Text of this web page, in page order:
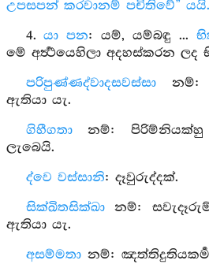
උපසපන් කරවානම් පචිතිවේ” යයි.
4.යා පන: යම්, යම්බඳු ...
මේ අර්‍ත්‍ථයෙහිලා අදහස්කරන ලද
පරිපුණ්ණද්වාදසවස්සානම්:
ඇතියා යැ.
ගිහීගතානම්: පිරිම්නියක්හු
ලැබෙයි.
ද්වෙ වස්සානි: දෑවුරුද්දක්.
සික්ඛිතසික්ඛානම්:
ඇතියා යැ.
අසම්මතානම්: